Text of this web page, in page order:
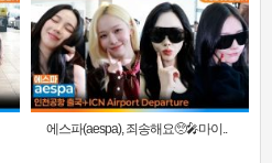
에스파(aespa), 죄송해요🥺🎤마이..